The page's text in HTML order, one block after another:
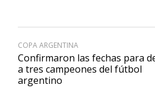
COPA ARGENTINA
Confirmaron las fechas para
a tres campeones del fútbol
argentino